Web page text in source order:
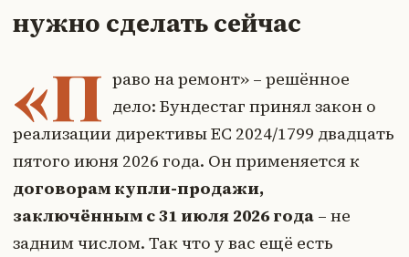
нужно сделать сейчас
«П раво на ремонт» – решённое
дело: Бундестаг принял закон о
реализации директивы ЕС 2024/1799 двадцать
пятого июня 2026 года. Он применяется к
договорам купли-продажи,
заключённым с 31 июля 2026 года – не
задним числом. Так что у вас ещё есть